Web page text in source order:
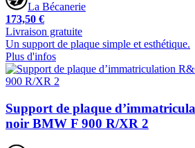
La Bécanerie
173,50 €
Livraison gratuite
Un support de plaque simple et esthétique.
Plus d'infos
Support de plaque
noir BMW F 900 R/XR 2